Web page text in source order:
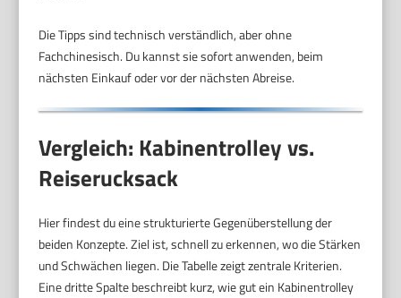
Die Tipps sind technisch verständlich, aber ohne
Fachchinesisch. Du kannst sie sofort anwenden, beim
nächsten Einkauf oder vor der nächsten Abreise.
Vergleich: Kabinentrolley vs.
Reiserucksack
Hier findest du eine strukturierte Gegenüberstellung der
beiden Konzepte. Ziel ist, schnell zu erkennen, wo die Stärken
und Schwächen liegen. Die Tabelle zeigt zentrale Kriterien.
Eine dritte Spalte beschreibt kurz, wie gut ein Kabinentrolley